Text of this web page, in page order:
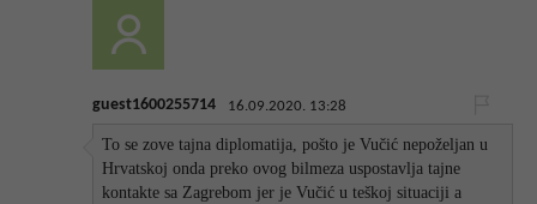
guest1600255714 16.09.2020. 13:28
To se zove tajna diplomatija, pošto je Vučić nepoželjan u
Hrvatskoj onda preko ovog bilmeza uspostavlja tajne
kontakte sa Zagrebom jer je Vučić u teškoj situaciji a